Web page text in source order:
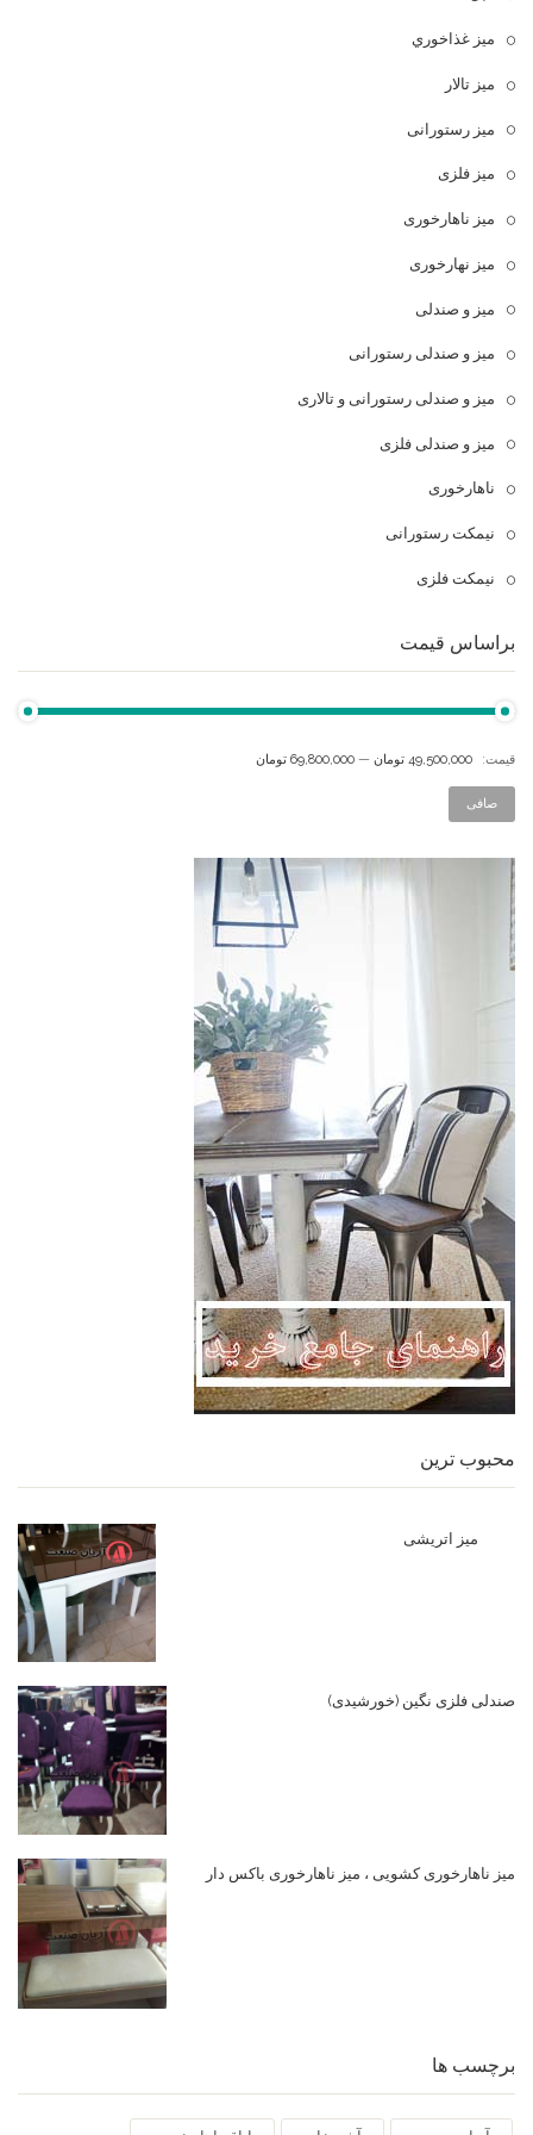
ميز غذاخوري
میز تالار
میز رستورانی
میز فلزی
میز ناهارخوری
میز نهارخوری
میز و صندلی
میز و صندلی رستورانی
میز و صندلی رستورانی و تالاری
میز و صندلی فلزی
ناهارخوری
نیمکت رستورانی
نیمکت فلزی
براساس قیمت
صافی
قيمت: 49,500,000 تومان — 69,800,000 تومان
محبوب ترین
میز اتریشی
صندلی فلزی نگین (خورشیدی)
میز ناهارخوری کشویی ، میز ناهارخوری باکس دار
برچسب ها